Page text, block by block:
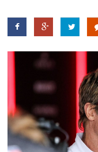
GLOBOTV
A NAP SZÉPE
LINKTR.EE
GLOBOZSARU